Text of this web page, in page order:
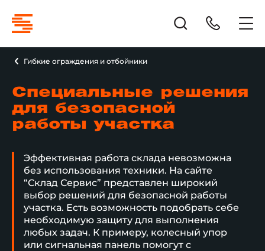
Гибкие ограждения и отбойники
Специальные решения
для безопасной
работы участка
Эффективная работа склада невозможна
без использования техники. На сайте
“Склад Сервис” представлен широкий
выбор решений для безопасной работы
участка. Есть возможность подобрать себе
необходимую защиту для выполнения
любых задач. К примеру, колесный упор
или сигнальная панель помогут с